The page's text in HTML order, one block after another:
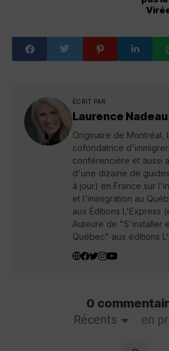
ÉCRIT PAR
Laurence Nadeau
Originaire de Montréal,
cofondatrice
conférencière et aussi
d'une dizaine de
à jour) en France sur
et l'immigration au
aux Éditions L'Express
Auteure de "S'installer
Québec" aux éditions
0
Récents
en